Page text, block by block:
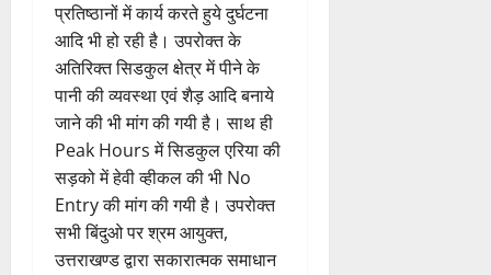
प्रतिष्ठानों में कार्य करते हुये दुर्घटना
आदि भी हो रही है। उपरोक्त के
अतिरिक्त सिडकुल क्षेत्र में पीने के
पानी की व्यवस्था एवं शैड़ आदि बनाये
जाने की भी मांग की गयी है। साथ ही
Peak Hours में सिडकुल एरिया की
सड़को में हेवी व्हीकल की भी No
Entry की मांग की गयी है। उपरोक्त
सभी बिंदुओ पर श्रम आयुक्त,
उत्तराखण्ड द्वारा सकारात्मक समाधान